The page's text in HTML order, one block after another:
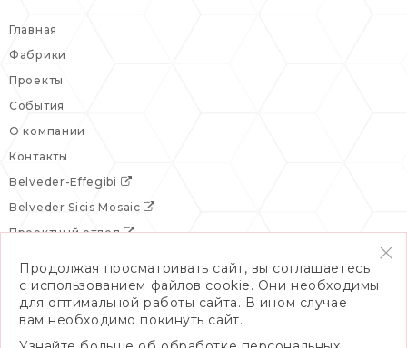
Главная
Фабрики
Проекты
События
О компании
Контакты
Belveder-Effegibi
Belveder Sicis Mosaic
Проектный отдел
Продолжая просматривать сайт, вы соглашаетесь
с использованием файлов cookie. Они необходимы
для оптимальной работы сайта. В ином случае
вам необходимо покинуть сайт.